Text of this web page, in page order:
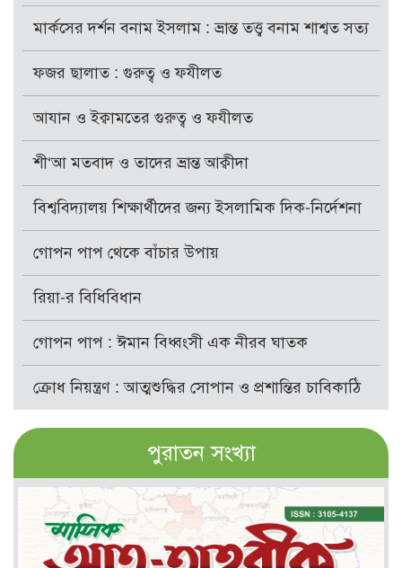
মার্কসের দর্শন বনাম ইসলাম : ভ্রান্ত তত্ত্ব বনাম শাশ্বত সত্য
ফজর ছালাত : গুরুত্ব ও ফযীলত
আযান ও ইক্বামতের গুরুত্ব ও ফযীলত
শী‘আ মতবাদ ও তাদের ভ্রান্ত আক্বীদা
বিশ্ববিদ্যালয় শিক্ষার্থীদের জন্য ইসলামিক দিক-নির্দেশনা
গোপন পাপ থেকে বাঁচার উপায়
রিয়া-র বিধিবিধান
গোপন পাপ : ঈমান বিধ্বংসী এক নীরব ঘাতক
ক্রোধ নিয়ন্ত্রণ : আত্মশুদ্ধির সোপান ও প্রশান্তির চাবিকাঠি
পুরাতন সংখ্যা